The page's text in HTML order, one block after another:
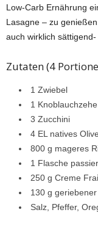
Low-Carb Ernährung
Lasagne – zu
auch wirklich
Zutaten (4
1 Zwiebel
1 Knoblauchzehe
3 Zucchini
4 EL natives
800 g mageres
1 Flasche
250 g Creme
130 g
Salz, Pfeffer,